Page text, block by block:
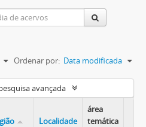
Ordenar por: Data modificada
avançada
Localidade
área
temática